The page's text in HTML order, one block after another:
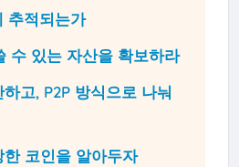
추적되는가
수 있는 자산을 확보하라
고, P2P 방식으로 나눠
코인을 알아두자